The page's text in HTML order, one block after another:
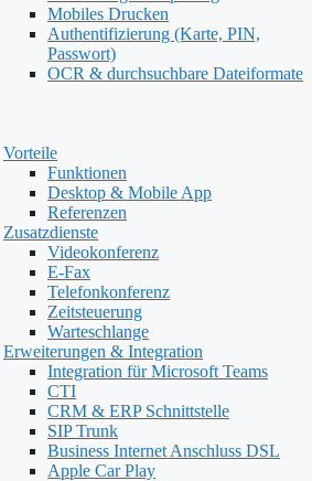
Mobiles Drucken
Authentifizierung (Karte, PIN,
Passwort)
OCR & durchsuchbare Dateiformate
Vorteile
Funktionen
Desktop & Mobile App
Referenzen
Zusatzdienste
Videokonferenz
E-Fax
Telefonkonferenz
Zeitsteuerung
Warteschlange
Erweiterungen & Integration
Integration für Microsoft Teams
CTI
CRM & ERP Schnittstelle
SIP Trunk
Business Internet Anschluss DSL
Apple Car Play